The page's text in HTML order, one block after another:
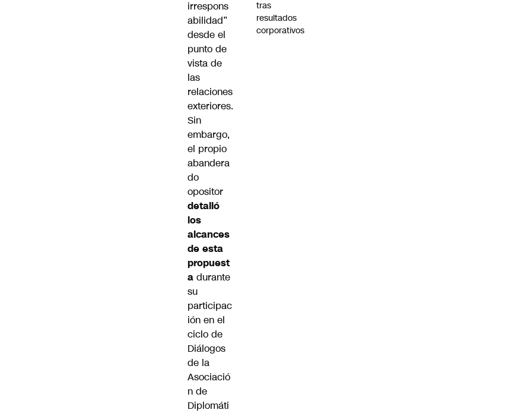
irrespons
abilidad”
desde el
punto de
vista de
las
relaciones
exteriores.
Sin
embargo,
el propio
abandera
do
opositor
detalló
los
alcances
de esta
propuest
a durante
su
participac
ión en el
ciclo de
Diálogos
de la
Asociació
n de
Diplomáti
tras
resultados
corporativos